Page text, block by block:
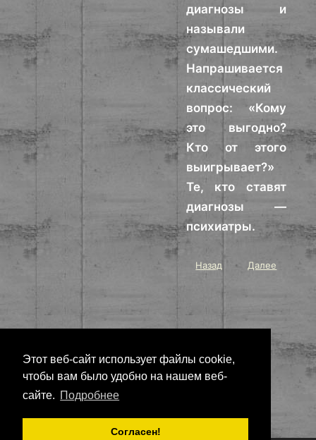
Этот веб-сайт использует файлы cookie,
чтобы вам было удобно на нашем веб-
сайте. Подробнее
Согласен!
диагнозы и
называли
сумашедшими.
Напрашивается
классический
вопрос: «Кому
это выгодно?
Кто от этого
выигрывает?»
Те, кто ставят
диагнозы —
психиатры.
Назад Далее